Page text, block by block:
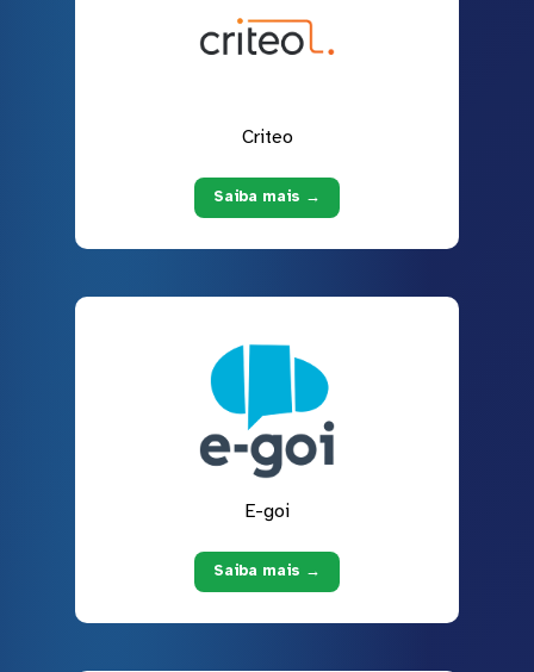
Criteo
Saiba mais →
E-goi
Saiba mais →